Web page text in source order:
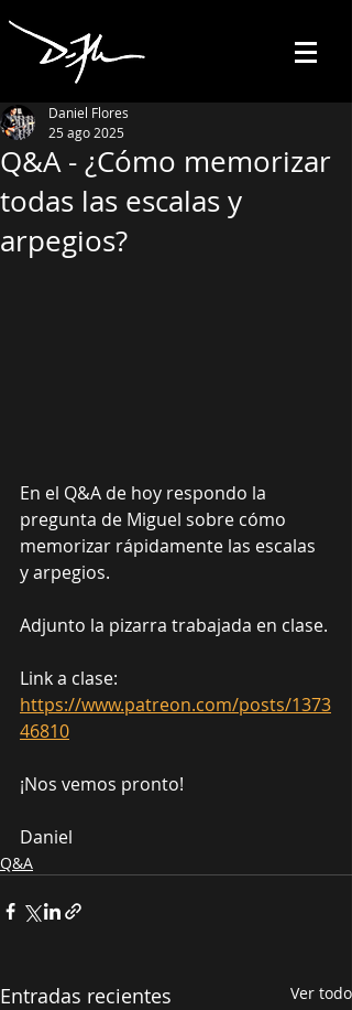
Q&A - ¿Cómo memorizar
todas las escalas y
arpegios?
Daniel Flores
25 ago 2025
En el Q&A de hoy respondo la
pregunta de Miguel sobre cómo
memorizar rápidamente las escalas
y arpegios.
Adjunto la pizarra trabajada en clase.
Link a clase:
https://www.patreon.com/posts/1373
46810
¡Nos vemos pronto!
Daniel
Q&A
Entradas recientes Ver todo